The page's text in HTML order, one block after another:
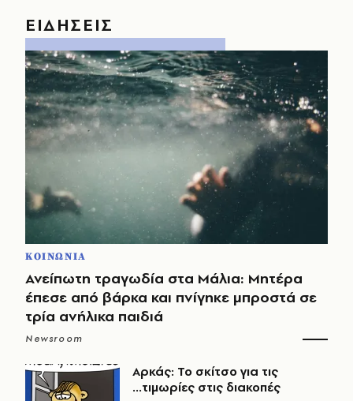
ΕΙΔΗΣΕΙΣ
ΚΟΙΝΩΝΙΑ
Ανείπωτη τραγωδία στα Μάλια: Μητέρα
έπεσε από βάρκα και πνίγηκε μπροστά σε
τρία ανήλικα παιδιά
Newsroom
Αρκάς: Το σκίτσο για τις
...τιμωρίες στις διακοπές